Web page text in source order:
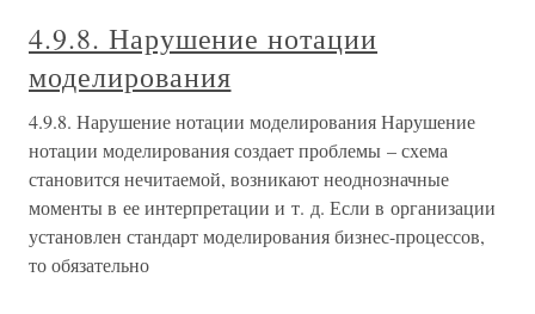
4.9.8. Нарушение нотации
моделирования
4.9.8. Нарушение нотации моделирования Нарушение
нотации моделирования создает проблемы – схема
становится нечитаемой, возникают неоднозначные
моменты в ее интерпретации и т. д. Если в организации
установлен стандарт моделирования бизнес-процессов,
то обязательно